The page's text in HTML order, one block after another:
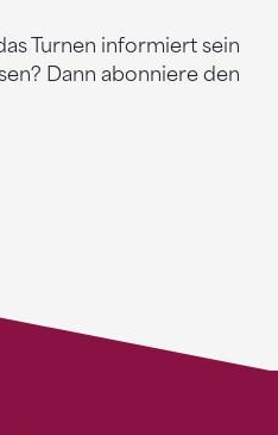
Turnen informiert sein
Dann abonniere den